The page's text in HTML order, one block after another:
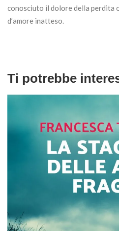
conosciuto il dolore della perdita
d’amore inatteso.
Ti potrebbe